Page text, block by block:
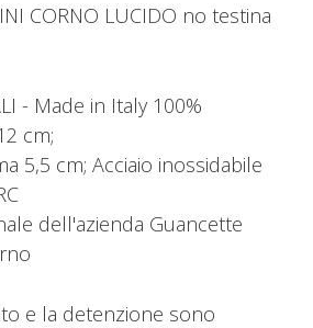
CORNO LUCIDO no testina
- Made in Italy 100%
cm;
5,5 cm; Acciaio inossidabile
dell'azienda Guancette
e la detenzione sono